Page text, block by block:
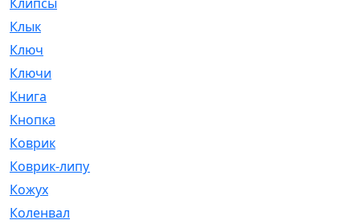
Клипсы
Клык
Ключ
Ключи
Книга
Кнопка
Коврик
Коврик-липучка
Кожух
Коленвал